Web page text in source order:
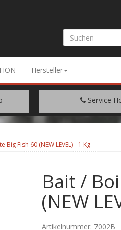
Hersteller
Service
+49 (0)
Big Fish 60 (NEW LEVEL) - 1 Kg
Bait /
(NEW
Artikelnummer: 7002B